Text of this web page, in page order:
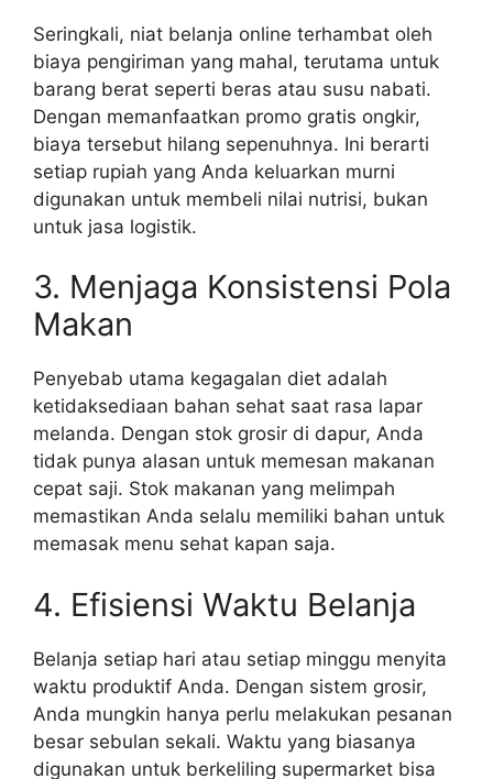
Seringkali, niat belanja online terhambat oleh
biaya pengiriman yang mahal, terutama untuk
barang berat seperti beras atau susu nabati.
Dengan memanfaatkan promo gratis ongkir,
biaya tersebut hilang sepenuhnya. Ini berarti
setiap rupiah yang Anda keluarkan murni
digunakan untuk membeli nilai nutrisi, bukan
untuk jasa logistik.
3. Menjaga Konsistensi Pola
Makan
Penyebab utama kegagalan diet adalah
ketidaksediaan bahan sehat saat rasa lapar
melanda. Dengan stok grosir di dapur, Anda
tidak punya alasan untuk memesan makanan
cepat saji. Stok makanan yang melimpah
memastikan Anda selalu memiliki bahan untuk
memasak menu sehat kapan saja.
4. Efisiensi Waktu Belanja
Belanja setiap hari atau setiap minggu menyita
waktu produktif Anda. Dengan sistem grosir,
Anda mungkin hanya perlu melakukan pesanan
besar sebulan sekali. Waktu yang biasanya
digunakan untuk berkeliling supermarket bisa